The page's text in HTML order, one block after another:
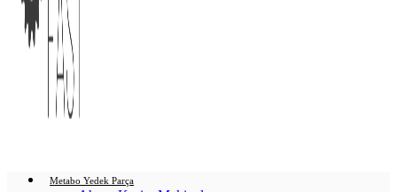
Metabo Yedek Parça